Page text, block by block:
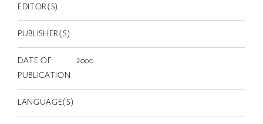
EDITOR(S)
PUBLISHER(S)
DATE OF
PUBLICATION
2000
LANGUAGE(S)